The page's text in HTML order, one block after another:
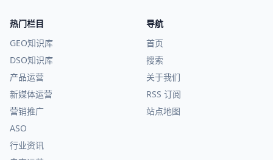
热门栏目
GEO知识库
DSO知识库
产品运营
新媒体运营
营销推广
ASO
行业资讯
导航
首页
搜索
关于我们
RSS 订阅
站点地图